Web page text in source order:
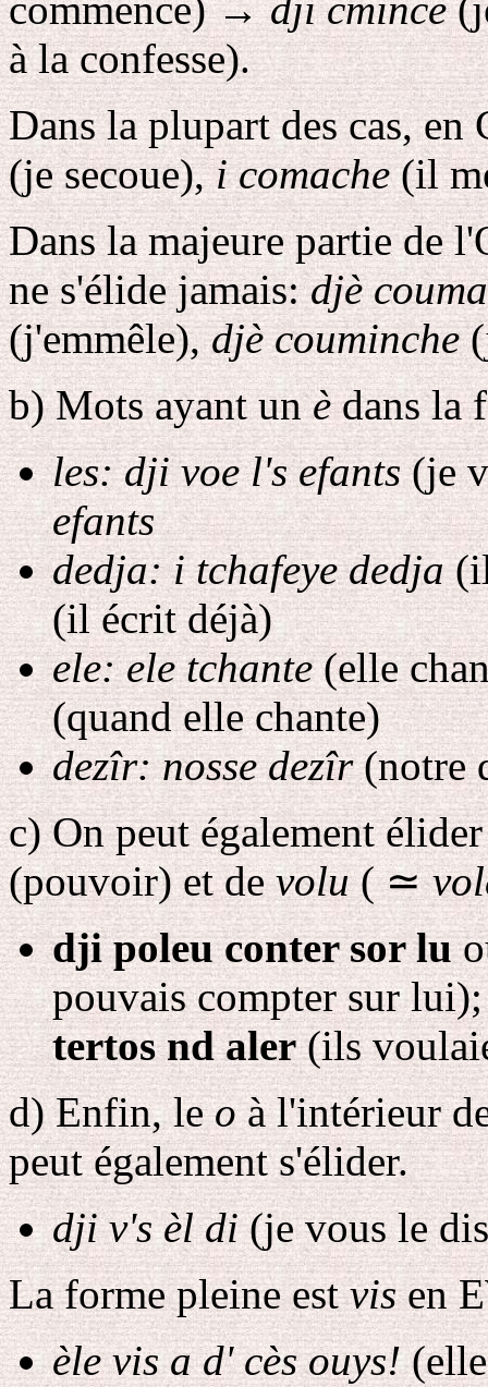
à la confesse).
Dans la plupart des cas,
(je secoue),i comache(il
Dans la majeure partie de
ne s'élide jamais:djè
(j'emmêle),djè couminche
b) Mots ayant unèdans la
les: dji voe l's efants(je
efants
dedja: i tchafeye dedja(il
(il écrit déjà)
ele: ele tchante(elle
(quand elle chante)
dezîr: nosse dezîr(notre
c) On peut également
(pouvoir) et devolu(≃
dji poleu conter sor lu
pouvais compter sur
tertos nd aler(ils
d) Enfin, leoà l'intérieur
peut également s'élider.
dji v's èl di(je vous le
La forme pleine estvisen
èle vis a d' cès ouys!(elle